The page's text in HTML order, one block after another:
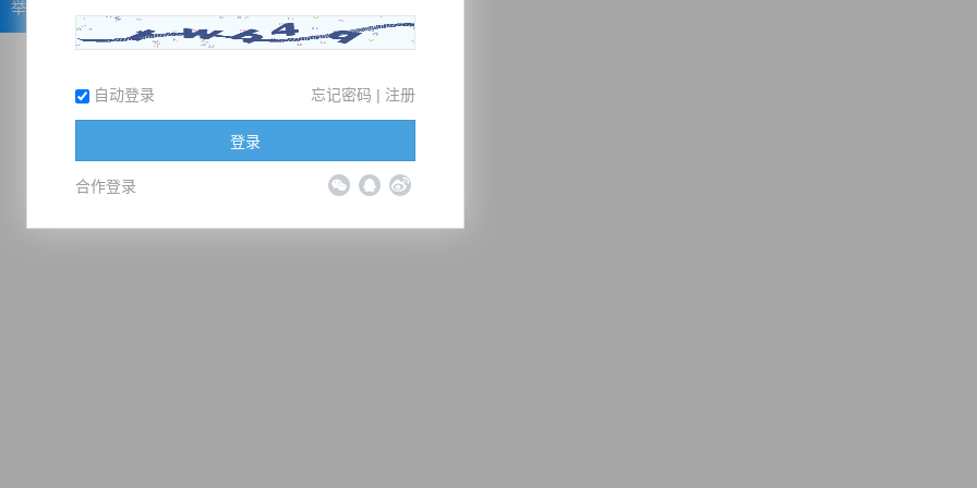
举报
自动登录 忘记密码 | 注册
登录
合作登录